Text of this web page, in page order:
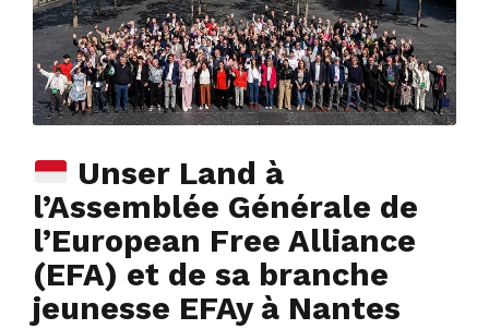
Unser Land à
l’Assemblée Générale de
l’European Free Alliance
(EFA) et de sa branche
jeunesse EFAy à Nantes